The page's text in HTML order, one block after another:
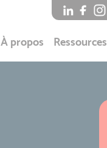
À propos Ressources